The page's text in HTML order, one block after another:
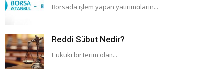
Borsada işlem yapan yatırımcıların...
Reddi Sübut Nedir?
Hukuki bir terim olan...